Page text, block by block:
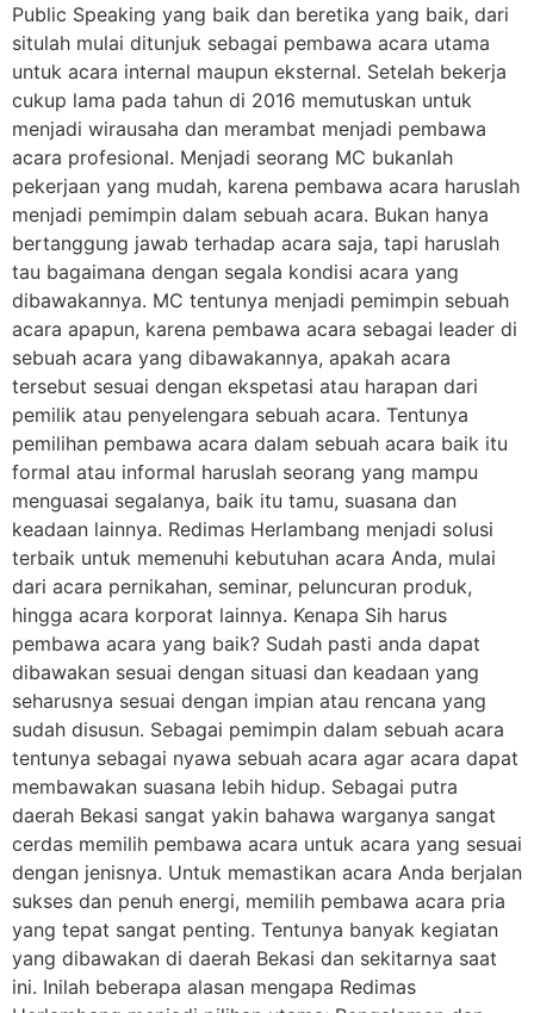
Public Speaking yang baik dan beretika yang baik, dari
situlah mulai ditunjuk sebagai pembawa acara utama
untuk acara internal maupun eksternal. Setelah bekerja
cukup lama pada tahun di 2016 memutuskan untuk
menjadi wirausaha dan merambat menjadi pembawa
acara profesional. Menjadi seorang MC bukanlah
pekerjaan yang mudah, karena pembawa acara haruslah
menjadi pemimpin dalam sebuah acara. Bukan hanya
bertanggung jawab terhadap acara saja, tapi haruslah
tau bagaimana dengan segala kondisi acara yang
dibawakannya. MC tentunya menjadi pemimpin sebuah
acara apapun, karena pembawa acara sebagai leader di
sebuah acara yang dibawakannya, apakah acara
tersebut sesuai dengan ekspetasi atau harapan dari
pemilik atau penyelengara sebuah acara. Tentunya
pemilihan pembawa acara dalam sebuah acara baik itu
formal atau informal haruslah seorang yang mampu
menguasai segalanya, baik itu tamu, suasana dan
keadaan lainnya. Redimas Herlambang menjadi solusi
terbaik untuk memenuhi kebutuhan acara Anda, mulai
dari acara pernikahan, seminar, peluncuran produk,
hingga acara korporat lainnya. Kenapa Sih harus
pembawa acara yang baik? Sudah pasti anda dapat
dibawakan sesuai dengan situasi dan keadaan yang
seharusnya sesuai dengan impian atau rencana yang
sudah disusun. Sebagai pemimpin dalam sebuah acara
tentunya sebagai nyawa sebuah acara agar acara dapat
membawakan suasana lebih hidup. Sebagai putra
daerah Bekasi sangat yakin bahawa warganya sangat
cerdas memilih pembawa acara untuk acara yang sesuai
dengan jenisnya. Untuk memastikan acara Anda berjalan
sukses dan penuh energi, memilih pembawa acara pria
yang tepat sangat penting. Tentunya banyak kegiatan
yang dibawakan di daerah Bekasi dan sekitarnya saat
ini. Inilah beberapa alasan mengapa Redimas